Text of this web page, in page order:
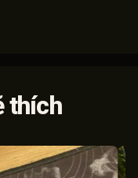
thích